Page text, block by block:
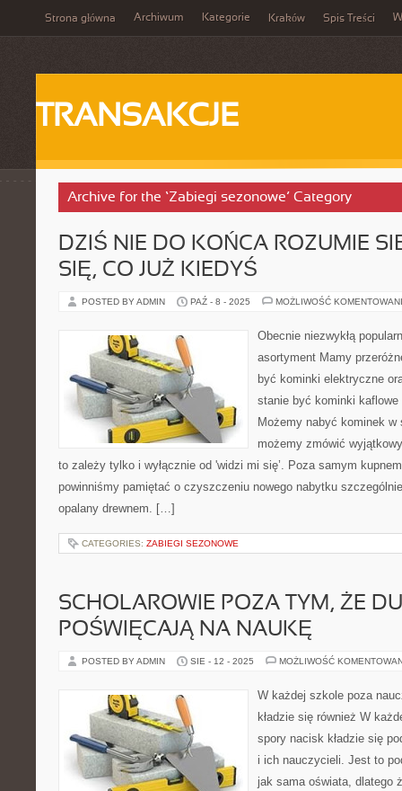
Strona główna Archiwum Kategorie Kraków Spis Treści
TRANSAKCJE
Archive for the ‘Zabiegi sezonowe’ Category
DZIŚ NIE DO KOŃCA ROZUMIE
SIĘ, CO JUŻ KIEDYŚ
POSTED BY ADMIN PAŹ - 8 - 2025 MOŻLIWOŚĆ
Obecnie niezwykłą
asortyment Mamy
być kominki elektryczne
stanie być kominki
Możemy nabyć kominek
możemy zmówić
to zależy tylko i wyłącznie od 'widzi mi się’. Poza samym
powinniśmy pamiętać o czyszczeniu nowego nabytku
opalany drewnem. […]
CATEGORIES: ZABIEGI SEZONOWE
SCHOLAROWIE POZA TYM, ŻE
POŚWIĘCAJĄ NA NAUKĘ
POSTED BY ADMIN SIE - 12 - 2025 MOŻLIWOŚĆ
W każdej szkole poza
kładzie się również W
spory nacisk kładzie się
i ich nauczycieli. Jest to
jak sama oświata, dlatego